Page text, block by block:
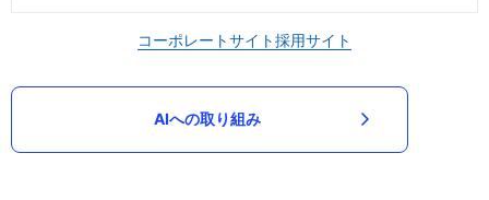
コーポレートサイト採用サイト
AIへの取り組み